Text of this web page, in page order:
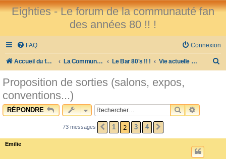
Eighties - Le forum de la communauté fan
des années 80 !! !
FAQ Connexion
Accueil du forum La Communauté des Fans des 80's ! Le Bar 80's !! ! Vie actuelle et sujets divers...
c
Proposition de sorties (salons, expos,
conventions...)
RÉPONDRE
73 messages PRÉCÉDENT
1 2 3 4
Emilie